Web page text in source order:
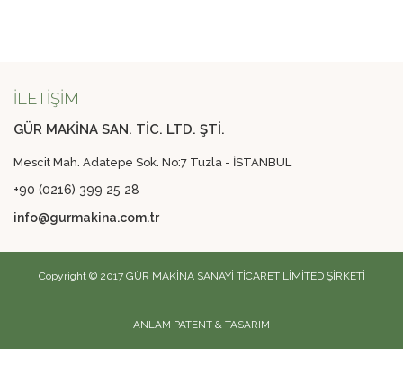
İLETİŞİM
GÜR MAKİNA SAN. TİC. LTD. ŞTİ.
Mescit Mah. Adatepe Sok. No:7 Tuzla - İSTANBUL
+90 (0216) 399 25 28
info@gurmakina.com.tr
Copyright © 2017 GÜR MAKİNA SANAYİ TİCARET LİMİTED ŞİRKETİ
ANLAM PATENT & TASARIM